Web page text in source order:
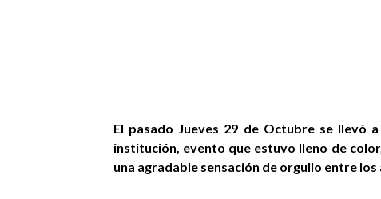
El pasado Jueves 29 de Octubre se llevó
institución, evento que estuvo lleno de
una agradable sensación de orgullo entre